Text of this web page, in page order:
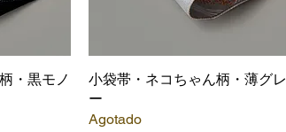
・黒モノ
Vista rápida
小袋帯・ネコちゃん柄・薄グレ
ー
Agotado